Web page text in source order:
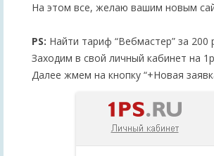
На этом все, желаю вашим новым
PS: Найти тариф “Вебмастер” за
Заходим в свой личный кабинет на
Далее жмем на кнопку “+Новая